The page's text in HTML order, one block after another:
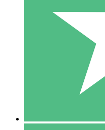
Paga según el uso con